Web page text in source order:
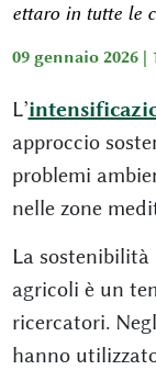
ettaro in tutte le
09 gennaio 2026 |
L’
approccio
problemi
nelle zone
La
agricoli è un
ricercatori.
hanno